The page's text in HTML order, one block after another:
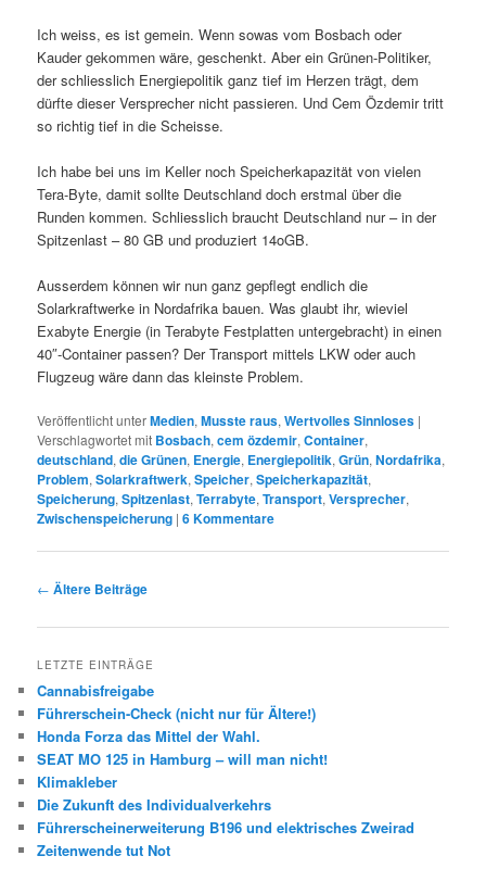
Ich weiss, es ist gemein. Wenn sowas vom Bosbach oder
Kauder gekommen wäre, geschenkt. Aber ein Grünen-Politiker,
der schliesslich Energiepolitik ganz tief im Herzen trägt, dem
dürfte dieser Versprecher nicht passieren. Und Cem Özdemir tritt
so richtig tief in die Scheisse.
Ich habe bei uns im Keller noch Speicherkapazität von vielen
Tera-Byte, damit sollte Deutschland doch erstmal über die
Runden kommen. Schliesslich braucht Deutschland nur – in der
Spitzenlast – 80 GB und produziert 14oGB.
Ausserdem können wir nun ganz gepflegt endlich die
Solarkraftwerke in Nordafrika bauen. Was glaubt ihr, wieviel
Exabyte Energie (in Terabyte Festplatten untergebracht) in einen
40″-Container passen? Der Transport mittels LKW oder auch
Flugzeug wäre dann das kleinste Problem.
Veröffentlicht unterMedien,Musste raus,Wertvolles Sinnloses |
Verschlagwortet mit Bosbach,cem özdemir,Container,
deutschland,die Grünen, Energie, Energiepolitik,Grün,Nordafrika,
Problem,Solarkraftwerk,Speicher,Speicherkapazität,
Speicherung,Spitzenlast,Terrabyte,Transport,Versprecher,
Zwischenspeicherung |6Kommentare
Beitrags-
← Ältere Beiträge
LETZTE EINTRÄGE
Cannabisfreigabe
Führerschein-Check (nicht nur für Ältere!)
Honda Forza das Mittel der Wahl.
SEAT MO 125 in Hamburg – will man nicht!
Klimakleber
Die Zukunft des Individualverkehrs
Führerscheinerweiterung B196 und elektrisches Zweirad
Zeitenwende tut Not